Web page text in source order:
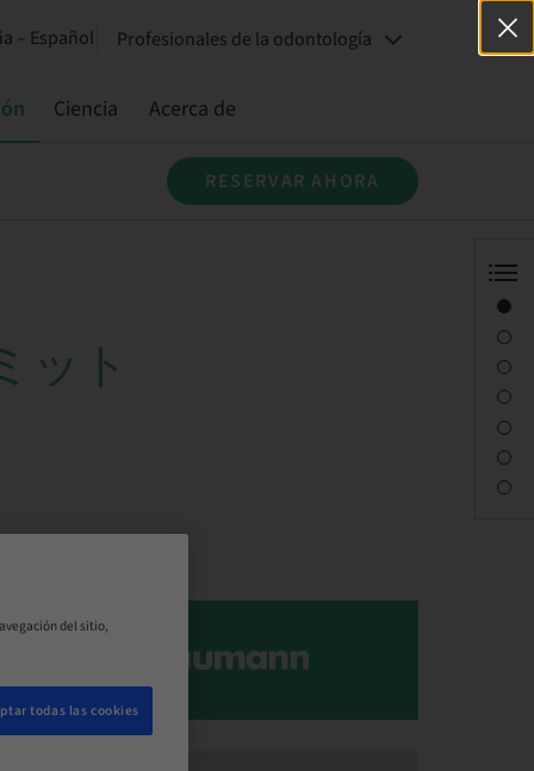
– Español Profesionales de la odontología
Ciencia Acerca de
RESERVAR AHORA
ット
del sitio,
todas las cookies